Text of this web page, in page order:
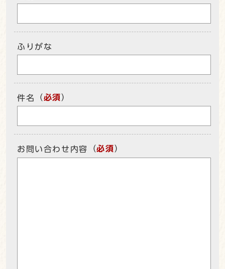
ふりがな
件名 （必須）
お問い合わせ内容 （必須）